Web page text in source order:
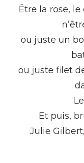
Être la rose,
ou juste un
ou juste filet
Et puis,
Julie